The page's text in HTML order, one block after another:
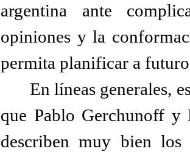
argentina ante
opiniones y la
permita planificar a
En líneas generales,
que Pablo Gerchunoff y
describen muy bien los